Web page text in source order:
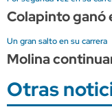
Colapinto ganó
Un gran salto en su carrera
Molina
Otras